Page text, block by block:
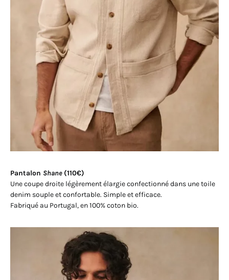
Pantalon Shane (110€)
Une coupe droite légèrement élargie confectionné dans une toile
denim souple et confortable. Simple et efficace.
Fabriqué au Portugal, en 100% coton bio.